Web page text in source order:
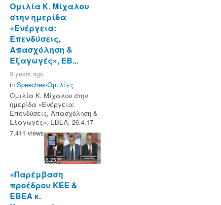
Ομιλία Κ. Μίχαλου
στην ημερίδα
«Ενέργεια:
Επενδύσεις,
Απασχόληση &
Εξαγωγές», ΕΒ...
9 years ago
in Speeches-Ομιλίες
Ομιλία Κ. Μίχαλου στην
ημερίδα «Ενέργεια:
Επενδύσεις, Απασχόληση &
Εξαγωγές», ΕΒΕΑ, 26.4.17
7,411 views
6:25
«Παρέμβαση
προέδρου ΚΕΕ &
ΕΒΕΑ κ.